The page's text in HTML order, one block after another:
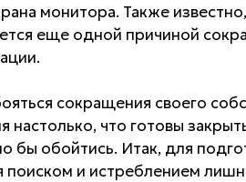
монитора. Также
еще одной причиной
сокращения своего
настолько, что готовы
бы обойтись. Итак, для
и истреблением